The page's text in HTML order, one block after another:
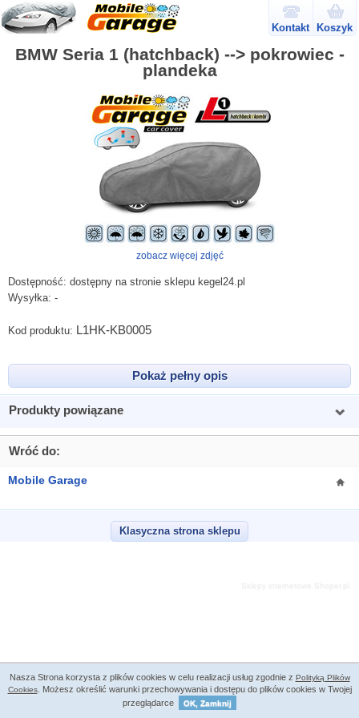
Kontakt Koszyk
BMW Seria 1 (hatchback) --> pokrowiec -
plandeka
zobacz więcej zdjęć
Dostępność: dostępny na stronie sklepu kegel24.pl
Wysyłka: -
Kod produktu: L1HK-KB0005
Pokaż pełny opis
Produkty powiązane
Wróć do:
Mobile Garage
Klasyczna strona sklepu
Nasza Strona korzysta z plików cookies w celu realizacji usług zgodnie z Polityką Plików
Cookies. Możesz określić warunki przechowywania i dostępu do plików cookies w Twojej
przeglądarce
OK, Zamknij